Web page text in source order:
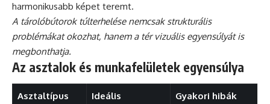
harmonikusabb képet teremt.
A tárolóbútorok túlterhelése nemcsak strukturális
problémákat okozhat, hanem a tér vizuális egyensúlyát is
megbonthatja.
Az asztalok és munkafelületek egyensúlya
Asztaltípus
Ideális
Gyakori hibák